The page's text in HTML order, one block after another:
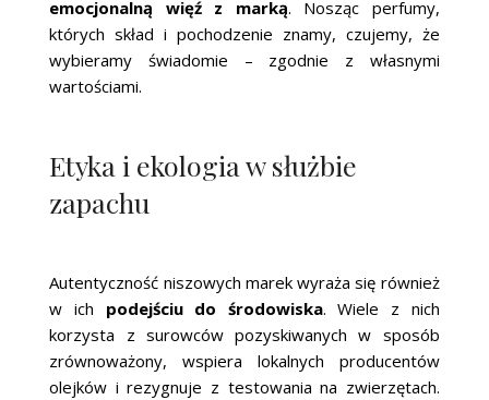
emocjonalną więź z marką. Nosząc perfumy,
których skład i pochodzenie znamy, czujemy, że
wybieramy świadomie – zgodnie z własnymi
wartościami.
Etyka i ekologia w służbie
zapachu
Autentyczność niszowych marek wyraża się również
w ich podejściu do środowiska. Wiele z nich
korzysta z surowców pozyskiwanych w sposób
zrównoważony, wspiera lokalnych producentów
olejków i rezygnuje z testowania na zwierzętach.